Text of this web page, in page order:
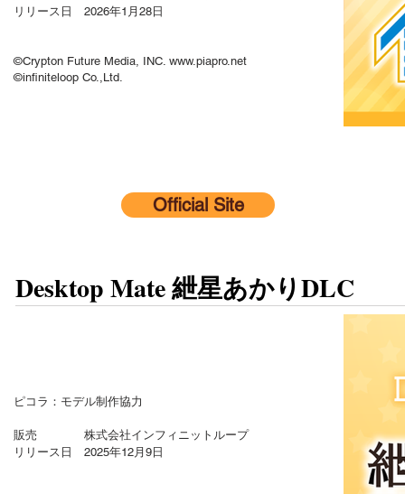
リリース日 2026年1月28日
©Crypton Future Media, INC. www.piapro.net
©infiniteloop Co.,Ltd.
Official Site
Desktop Mate 紲星あかりDLC
ピコラ：モデル制作協力
販売 株式会社インフィニットループ
リリース日 2025年12月9日